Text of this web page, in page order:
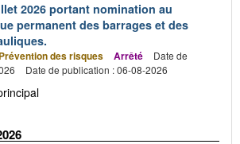
2026 portant nomination au
permanent des barrages et des
Prévention des risques Arrêté
Date de
Date de publication : 06-08-2026